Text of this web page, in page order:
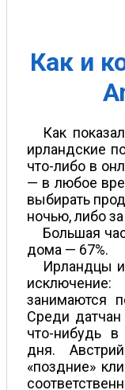
Как и
Как
ирландские
что-либо в
— в любое
выбирать
ночью, либо
Большая
дома — 67%.
Ирландцы
занимаются
Среди датчан
что-нибудь
дня.
«поздние»